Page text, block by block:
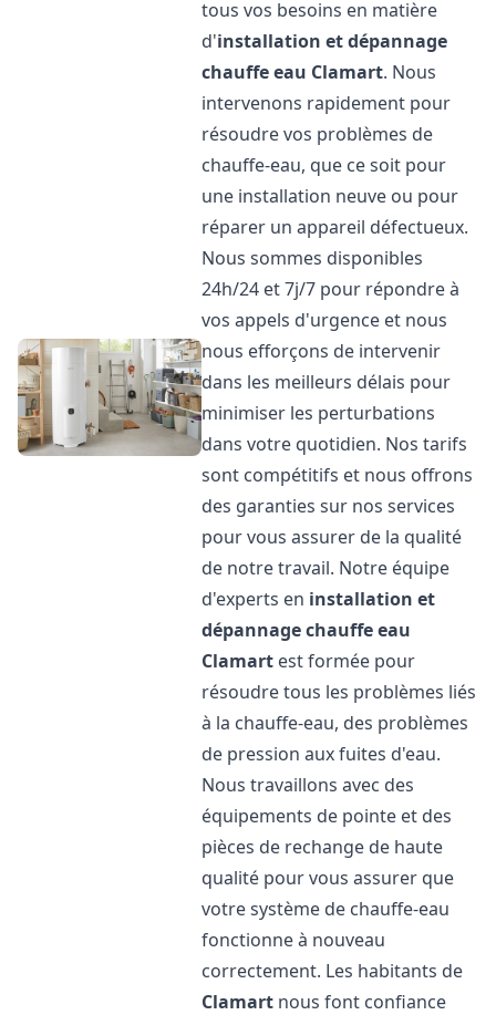
tous vos besoins en matière
d'installation et dépannage
chauffe eau Clamart. Nous
intervenons rapidement pour
résoudre vos problèmes de
chauffe-eau, que ce soit pour
une installation neuve ou pour
réparer un appareil défectueux.
Nous sommes disponibles
24h/24 et 7j/7 pour répondre à
vos appels d'urgence et nous
nous efforçons de intervenir
dans les meilleurs délais pour
minimiser les perturbations
dans votre quotidien. Nos tarifs
sont compétitifs et nous offrons
des garanties sur nos services
pour vous assurer de la qualité
de notre travail. Notre équipe
d'experts en installation et
dépannage chauffe eau
Clamart est formée pour
résoudre tous les problèmes liés
à la chauffe-eau, des problèmes
de pression aux fuites d'eau.
Nous travaillons avec des
équipements de pointe et des
pièces de rechange de haute
qualité pour vous assurer que
votre système de chauffe-eau
fonctionne à nouveau
correctement. Les habitants de
Clamart nous font confiance